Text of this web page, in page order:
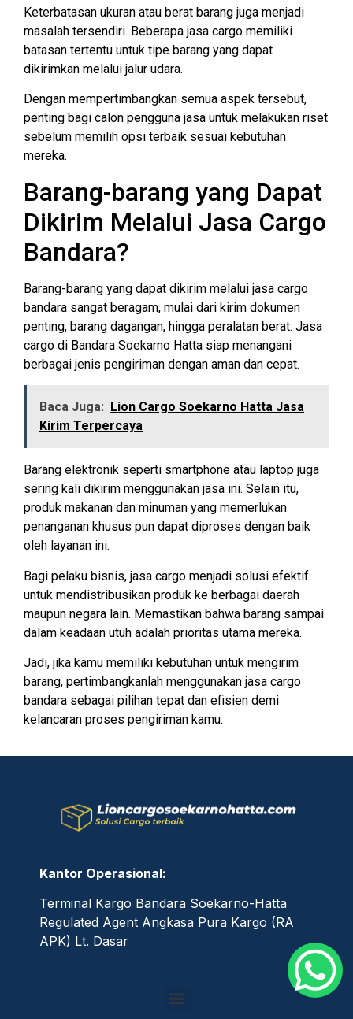
Keterbatasan ukuran atau berat barang juga menjadi
masalah tersendiri. Beberapa jasa cargo memiliki
batasan tertentu untuk tipe barang yang dapat
dikirimkan melalui jalur udara.
Dengan mempertimbangkan semua aspek tersebut,
penting bagi calon pengguna jasa untuk melakukan riset
sebelum memilih opsi terbaik sesuai kebutuhan
mereka.
Barang-barang yang Dapat
Dikirim Melalui Jasa Cargo
Bandara?
Barang-barang yang dapat dikirim melalui jasa cargo
bandara sangat beragam, mulai dari kirim dokumen
penting, barang dagangan, hingga peralatan berat. Jasa
cargo di Bandara Soekarno Hatta siap menangani
berbagai jenis pengiriman dengan aman dan cepat.
Baca Juga:
Lion Cargo Soekarno Hatta Jasa
Kirim Terpercaya
Barang elektronik seperti smartphone atau laptop juga
sering kali dikirim menggunakan jasa ini. Selain itu,
produk makanan dan minuman yang memerlukan
penanganan khusus pun dapat diproses dengan baik
oleh layanan ini.
Bagi pelaku bisnis, jasa cargo menjadi solusi efektif
untuk mendistribusikan produk ke berbagai daerah
maupun negara lain. Memastikan bahwa barang sampai
dalam keadaan utuh adalah prioritas utama mereka.
Jadi, jika kamu memiliki kebutuhan untuk mengirim
barang, pertimbangkanlah menggunakan jasa cargo
bandara sebagai pilihan tepat dan efisien demi
kelancaran proses pengiriman kamu.
Kantor Operasional:
Terminal Kargo Bandara Soekarno-Hatta
Regulated Agent Angkasa Pura Kargo (RA
APK) Lt. Dasar